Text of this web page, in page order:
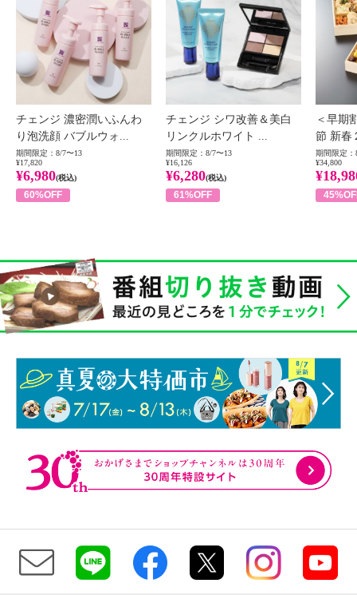
チェンジ 濃密潤いふんわ
り泡洗顔 バブルウォ...
期間限定：8/7〜13
¥17,820
¥6,980(税込)
60%OFF
チェンジ シワ改善＆美白
リンクルホワイト ...
期間限定：8/7〜13
¥16,126
¥6,280(税込)
61%OFF
＜早期
節 新春
期間限定：
¥34,800